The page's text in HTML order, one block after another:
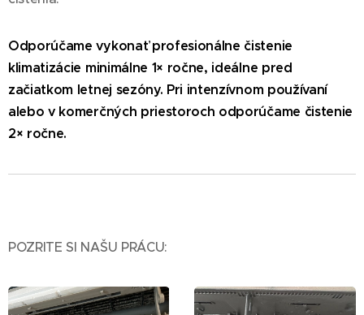
Odporúčame vykonať profesionálne čistenie
klimatizácie minimálne 1× ročne, ideálne pred
začiatkom letnej sezóny. Pri intenzívnom používaní
alebo v komerčných priestoroch odporúčame čistenie
2× ročne.
POZRITE SI NAŠU PRÁCU: